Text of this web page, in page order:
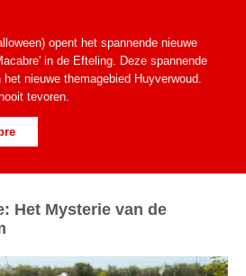
opent het spannende nieuwe
in de Efteling. Deze spannende
nieuwe themagebied Huyverwoud.
tevoren.
Het Mysterie van de